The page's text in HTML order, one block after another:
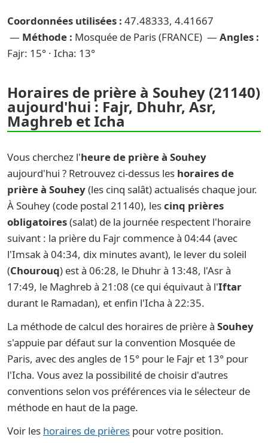
Coordonnées utilisées : 47.48333, 4.41667
— Méthode : Mosquée de Paris (FRANCE) — Angles :
Fajr: 15° · Icha: 13°
Horaires de prière à Souhey (21140)
aujourd'hui : Fajr, Dhuhr, Asr,
Maghreb et Icha
Vous cherchez l'heure de prière à Souhey
aujourd'hui ? Retrouvez ci-dessus les horaires de
prière à Souhey(les cinq salât) actualisés chaque jour.
À Souhey (code postal 21140), lescinq prières
obligatoires(salat) de la journée respectent l'horaire
suivant : la prière du Fajr commence à 04:44 (avec
l'Imsak à 04:34, dix minutes avant), le lever du soleil
(Chourouq) est à 06:28, le Dhuhr à 13:48, l'Asr à
17:49, le Maghreb à 21:08 (ce qui équivaut à l'Iftar
durant le Ramadan), et enfin l'Icha à 22:35.
La méthode de calcul des horaires de prière à Souhey
s'appuie par défaut sur la convention Mosquée de
Paris, avec des angles de 15° pour le Fajr et 13° pour
l'Icha. Vous avez la possibilité de choisir d'autres
conventions selon vos préférences via le sélecteur de
méthode en haut de la page.
Voir les horaires de prières pour votre position.